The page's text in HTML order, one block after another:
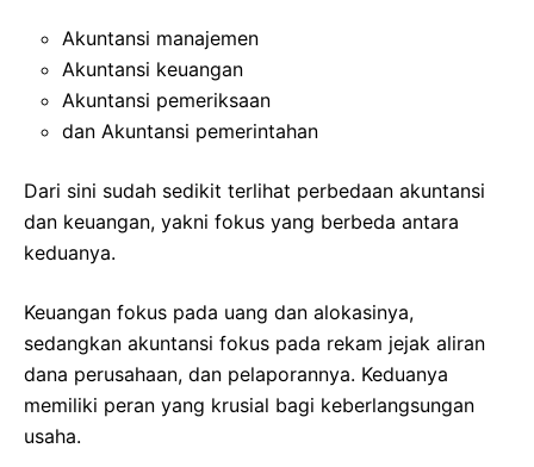
Akuntansi manajemen
Akuntansi keuangan
Akuntansi pemeriksaan
dan Akuntansi pemerintahan
Dari sini sudah sedikit terlihat perbedaan akuntansi
dan keuangan, yakni fokus yang berbeda antara
keduanya.
Keuangan fokus pada uang dan alokasinya,
sedangkan akuntansi fokus pada rekam jejak aliran
dana perusahaan, dan pelaporannya. Keduanya
memiliki peran yang krusial bagi keberlangsungan
usaha.